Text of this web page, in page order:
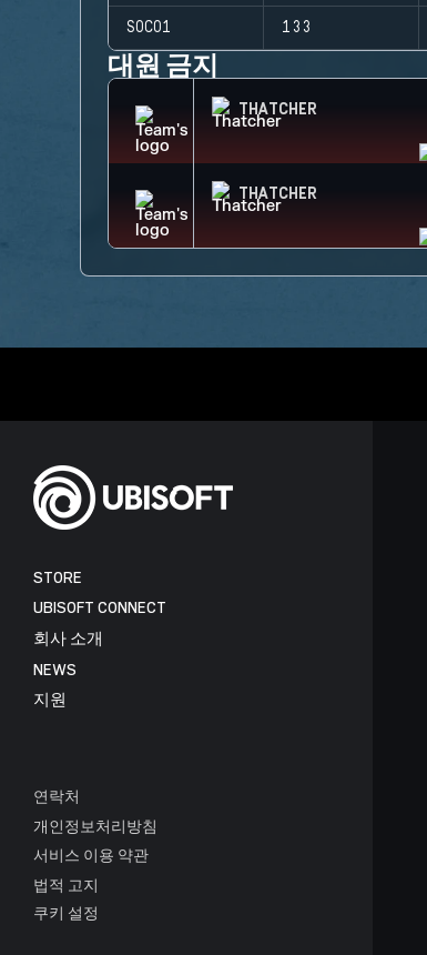
SOCO1 133
대원 금지
THATCHER
THATCHER
STORE
UBISOFT CONNECT
회사 소개
NEWS
지원
연락처
개인정보처리방침
서비스 이용 약관
법적 고지
쿠키 설정